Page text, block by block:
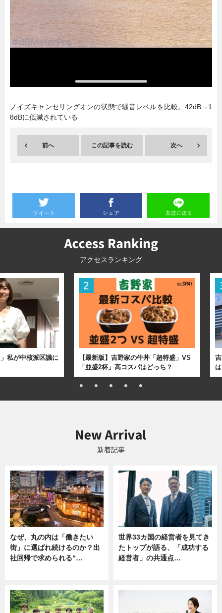
ノイズキャンセリングオンの状態で騒音レベルを比較。42dB→1
8dBに低減されている
前へ この記事を読む 次へ
アクセスランキング
私が中核派区議に
【最新版】吉野家の牛丼「超特盛」VS
「並盛2杯」高コスパはどっち？
新着記事
なぜ、丸の内は「働きたい
街」に選ばれ続けるのか？出
社回帰で求められる“…
世界33カ国の経営者を見てき
たトップが語る、「成功する
経営者」の共通点…